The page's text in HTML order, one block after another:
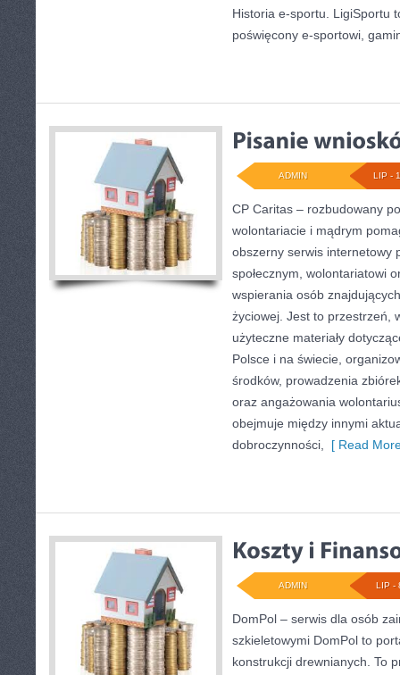
Historia e-sportu. LigiSportu
poświęcony e-sportowi,
LIP -
ADMIN
CP Caritas – rozbudowany
wolontariacie i mądrym
obszerny serwis internetowy
społecznym, wolontariatowi
wspierania osób
życiowej. Jest to przestrzeń,
użyteczne materiały
Polsce i na świecie,
środków, prowadzenia
oraz angażowania
obejmuje między innymi
dobroczynności,
[ Read
LIP -
ADMIN
DomPol – serwis dla osób
szkieletowymi DomPol to
konstrukcji drewnianych. To